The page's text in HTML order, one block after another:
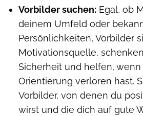
Vorbilder suchen: Egal, ob
deinem Umfeld oder
Persönlichkeiten, Vorbilder
Motivationsquelle,
Sicherheit und helfen,
Orientierung verloren hast.
Vorbilder, von denen du
wirst und die dich auf gute